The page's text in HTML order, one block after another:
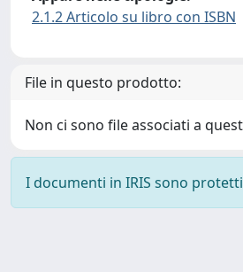
2.1.2 Articolo su libro con ISBN
File in questo prodotto:
Non ci sono file associati a
I documenti in IRIS sono